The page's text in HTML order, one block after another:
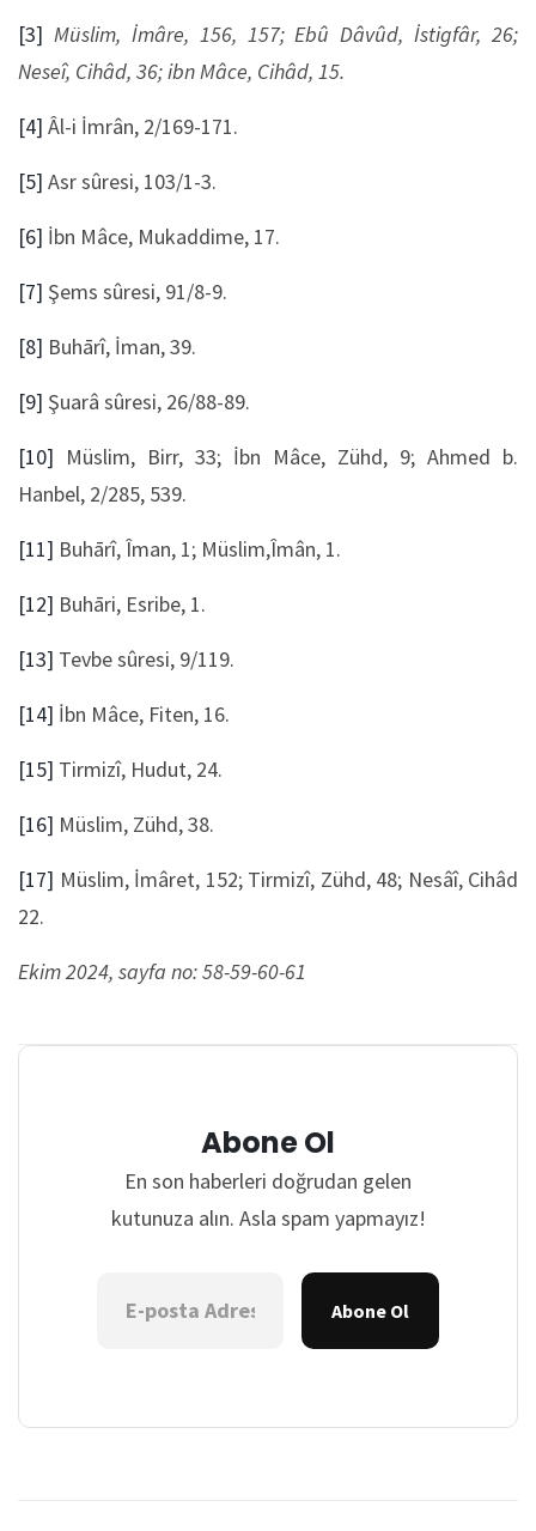
[3] Müslim, İmâre, 156, 157; Ebû Dâvûd, İstigfâr, 26;
Neseî, Cihâd, 36; ibn Mâce, Cihâd, 15.
[4] Âl-i İmrân, 2/169-171.
[5] Asr sûresi, 103/1-3.
[6] İbn Mâce, Mukaddime, 17.
[7] Şems sûresi, 91/8-9.
[8] Buhārî, İman, 39.
[9] Şuarâ sûresi, 26/88-89.
[10] Müslim, Birr, 33; İbn Mâce, Zühd, 9; Ahmed b.
Hanbel, 2/285, 539.
[11] Buhārî, Îman, 1; Müslim,Îmân, 1.
[12] Buhāri, Esribe, 1.
[13] Tevbe sûresi, 9/119.
[14] İbn Mâce, Fiten, 16.
[15] Tirmizî, Hudut, 24.
[16] Müslim, Zühd, 38.
[17] Müslim, İmâret, 152; Tirmizî, Zühd, 48; Nesâî, Cihâd
22.
Ekim 2024, sayfa no: 58-59-60-61
Abone Ol
En son haberleri doğrudan gelen
kutunuza alın. Asla spam yapmayız!
Abone Ol